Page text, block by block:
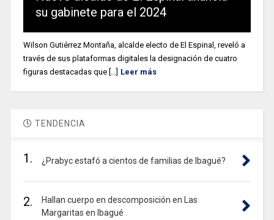
su gabinete para el 2024
Wilson Gutiérrez Montaña, alcalde electo de El Espinal, reveló a
través de sus plataformas digitales la designación de cuatro
figuras destacadas que [...]
Leer más
TENDENCIA
1. ¿Prabyc estafó a cientos de familias de Ibagué?
2.
Hallan cuerpo en descomposición en Las
Margaritas en Ibagué